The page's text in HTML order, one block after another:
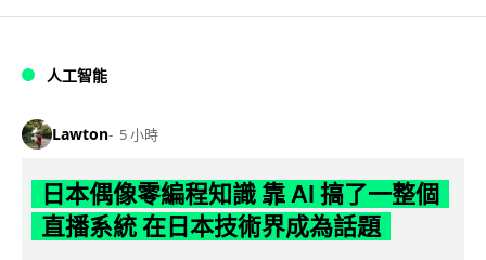
人工智能
Lawton 5 小時
日本偶像零編程知識 靠 AI 搞了一整個
直播系統 在日本技術界成為話題